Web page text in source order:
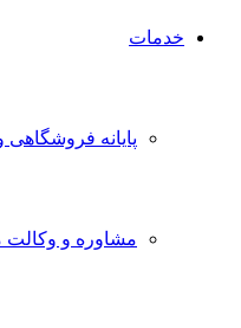
خدمات
پایانه فروشگاهی
مشاوره و وکالت